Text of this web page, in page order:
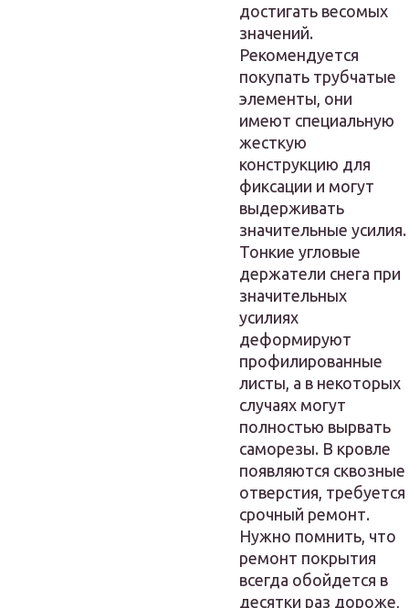
достигать весомых
значений.
Рекомендуется
покупать трубчатые
элементы, они
имеют специальную
жесткую
конструкцию для
фиксации и могут
выдерживать
значительные усилия.
Тонкие угловые
держатели снега при
значительных
усилиях
деформируют
профилированные
листы, а в некоторых
случаях могут
полностью вырвать
саморезы. В кровле
появляются сквозные
отверстия, требуется
срочный ремонт.
Нужно помнить, что
ремонт покрытия
всегда обойдется в
десятки раз дороже,